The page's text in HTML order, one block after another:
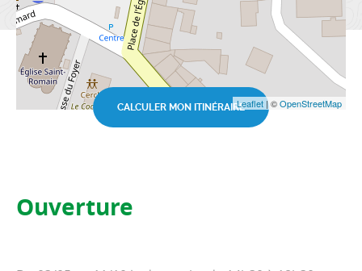
Leaflet | ©OpenStreetMap
CALCULER MON ITINÉRAIRE
Ouverture